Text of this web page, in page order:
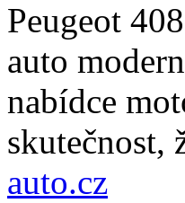
Peugeot
auto
nabídce
skutečnost,
auto.cz